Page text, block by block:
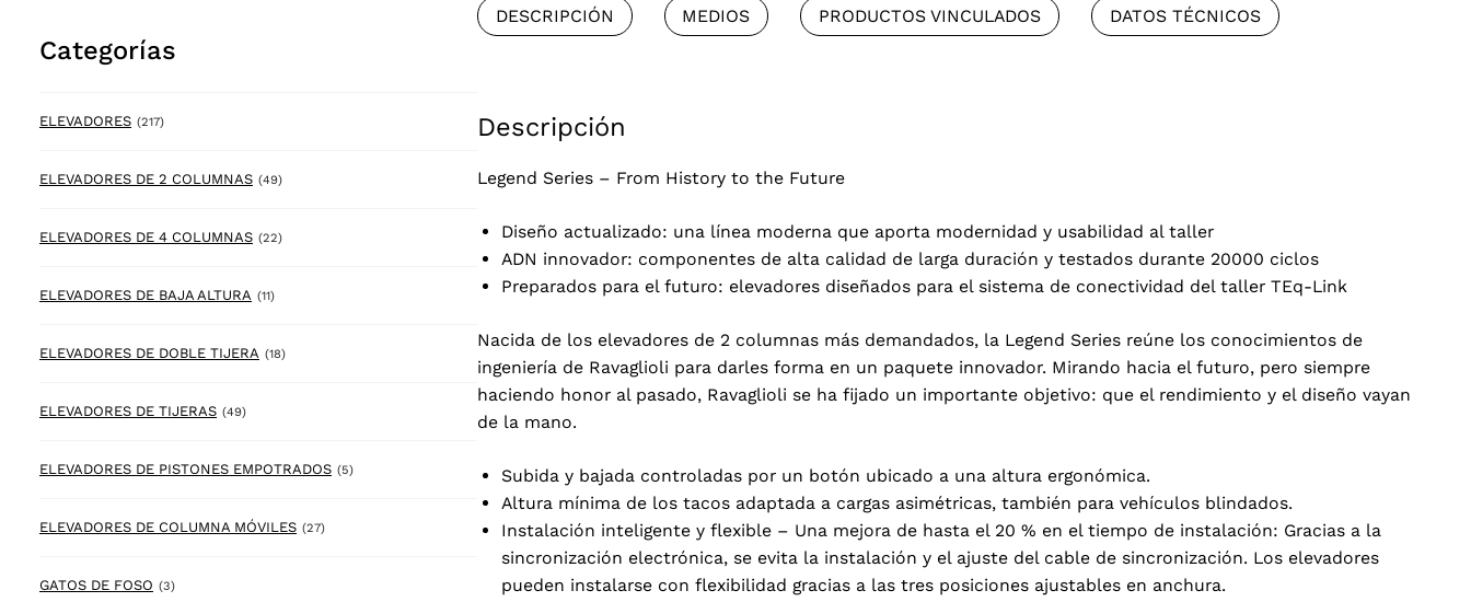
Categorías
ELEVADORES (217)217 products
ELEVADORES DE 2 COLUMNAS (49)49 products
ELEVADORES DE 4 COLUMNAS (22)22 products
ELEVADORES DE BAJA ALTURA (11)11 products
ELEVADORES DE DOBLE TIJERA (18)18 products
ELEVADORES DE TIJERAS (49)49 products
ELEVADORES DE PISTONES EMPOTRADOS (5)5 products
ELEVADORES DE COLUMNA MÓVILES (27)27 products
GATOS DE FOSO (3)3 products
DESCRIPCIÓN MEDIOS PRODUCTOS VINCULADOS DATOS TÉCNICOS
Descripción
Legend Series – From History to the Future
Diseño actualizado: una línea moderna que aporta modernidad y usabilidad al taller
ADN innovador: componentes de alta calidad de larga duración y testados durante 20000 ciclos
Preparados para el futuro: elevadores diseñados para el sistema de conectividad del taller TEq-Link
Nacida de los elevadores de 2 columnas más demandados, la Legend Series reúne los conocimientos de
ingeniería de Ravaglioli para darles forma en un paquete innovador. Mirando hacia el futuro, pero siempre
haciendo honor al pasado, Ravaglioli se ha fijado un importante objetivo: que el rendimiento y el diseño vayan
de la mano.
Subida y bajada controladas por un botón ubicado a una altura ergonómica.
Altura mínima de los tacos adaptada a cargas asimétricas, también para vehículos blindados.
Instalación inteligente y flexible – Una mejora de hasta el 20 % en el tiempo de instalación: Gracias a la
sincronización electrónica, se evita la instalación y el ajuste del cable de sincronización. Los elevadores
pueden instalarse con flexibilidad gracias a las tres posiciones ajustables en anchura.